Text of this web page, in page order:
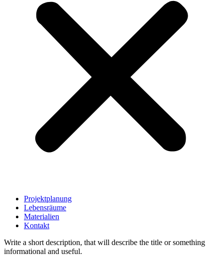
Projektplanung
Lebensräume
Materialien
Kontakt
Write a short description, that will describe the title or something
informational and useful.